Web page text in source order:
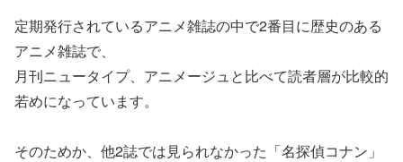
定期発行されているアニメ雑誌の中で2番目に歴史のある
アニメ雑誌で、
月刊ニュータイプ、アニメージュと比べて読者層が比較的
若めになっています。
そのためか、他2誌では見られなかった「名探偵コナン」